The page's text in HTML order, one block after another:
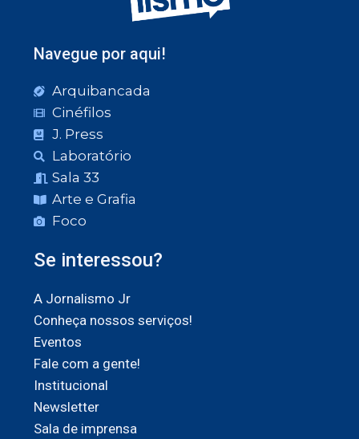
Navegue por aqui!
Arquibancada
Cinéfilos
J. Press
Laboratório
Sala 33
Arte e Grafia
Foco
Se interessou?
A Jornalismo Jr
Conheça nossos serviços!
Eventos
Fale com a gente!
Institucional
Newsletter
Sala de imprensa